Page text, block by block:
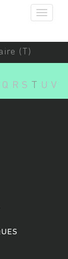
mots-clés
(T)
Q R S U V